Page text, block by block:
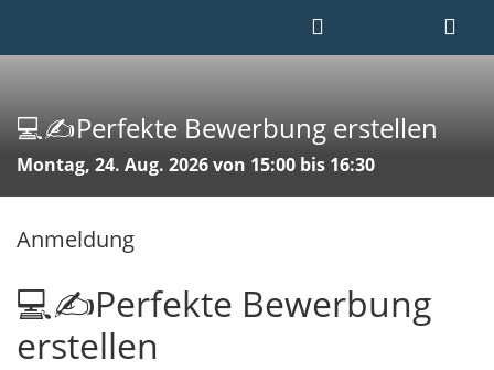
💻✍️Perfekte Bewerbung erstellen
Montag, 24. Aug. 2026 von 15:00 bis 16:30
Anmeldung
💻✍️Perfekte Bewerbung
erstellen